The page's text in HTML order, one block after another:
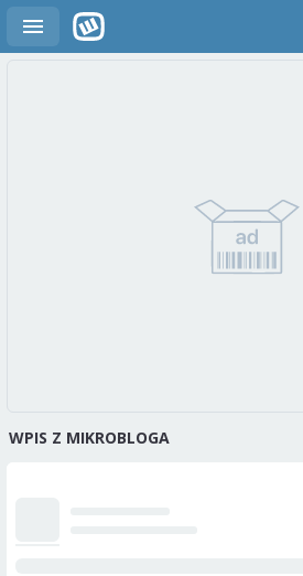
WPIS Z MIKROBLOGA